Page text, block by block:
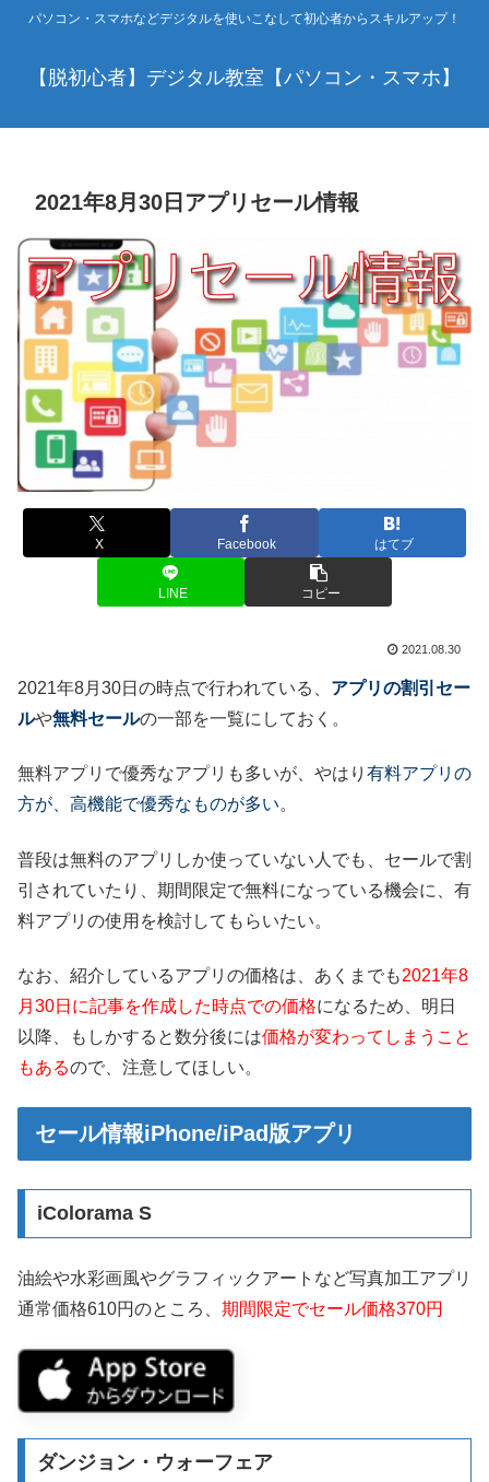
パソコン・スマホなどデジタルを使いこなして初心者からスキルアップ！
【脱初心者】デジタル教室【パソコン・スマホ】
2021年8月30日アプリセール情報
X Facebook はてブ
LINE コピー
2021.08.30
2021年8月30日の時点で行われている、 アプリの割引セー
ルや無料セールの一部を一覧にしておく。
無料アプリで優秀なアプリも多いが、やはり 有料アプリの
方が、高機能で優秀なものが多い。
普段は無料のアプリしか使っていない人でも、セールで割
引されていたり、期間限定で無料になっている機会に、有
料アプリの使用を検討してもらいたい。
なお、紹介しているアプリの価格は、あくまでも2021年8
月30日に記事を作成した時点での価格になるため、明日
以降、もしかすると数分後には価格が変わってしまうこと
もあるので、注意してほしい。
セール情報iPhone/iPad版アプリ
iColorama S
油絵や水彩画風やグラフィックアートなど写真加工アプリ
通常価格610円のところ、 期間限定でセール価格370円
ダンジョン・ウォーフェア